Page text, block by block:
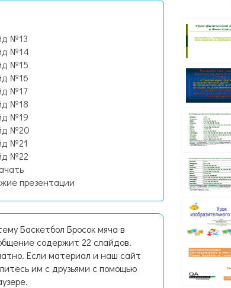
№13
№14
№15
№16
№17
№18
№19
№20
№21
№22
презентации
Баскетбол Бросок мяча в
содержит 22 слайдов.
Если материал и наш сайт
им с друзьями с помощью